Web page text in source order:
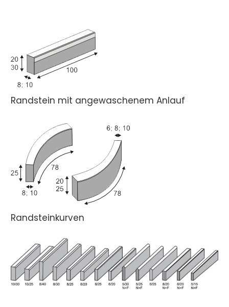
Randstein mit angewaschenem Anlauf
Randsteinkurven